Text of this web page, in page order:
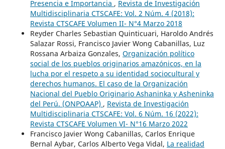
Presencia e Importancia , Revista de Investigación
Multidisciplinaria CTSCAFE: Vol. 2 Núm. 4 (2018):
Revista CTSCAFE Volumen II- N°4 Marzo 2018
Reyder Charles Sebastian Quinticuari, Haroldo Andrés
Salazar Rossi, Francisco Javier Wong Cabanillas, Luz
Rossana Arbaiza Gonzales, Organización político
social de los pueblos originarios amazónicos, en la
lucha por el respeto a su identidad sociocultural y
derechos humanos. El caso de la Organización
Nacional del Pueblo Originario Ashaninka y Asheninka
del Perú. (ONPOAAP) , Revista de Investigación
Multidisciplinaria CTSCAFE: Vol. 6 Núm. 16 (2022):
Revista CTSCAFE Volumen VI- N°16 Marzo 2022
Francisco Javier Wong Cabanillas, Carlos Enrique
Bernal Aybar, Carlos Alberto Vega Vidal, La realidad